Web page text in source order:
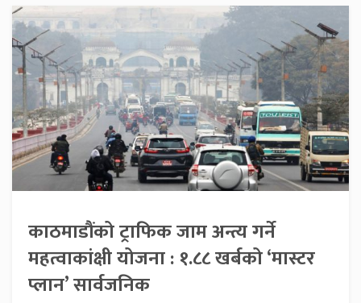
काठमाडौंको ट्राफिक जाम अन्त्य गर्ने
महत्वाकांक्षी योजना : १.८८ खर्बको ‘मास्टर
प्लान’ सार्वजनिक